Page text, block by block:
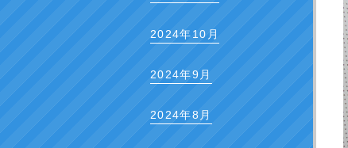
2024年10月
2024年9月
2024年8月